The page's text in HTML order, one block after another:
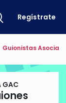
Regístrate
Guionistas
GAC